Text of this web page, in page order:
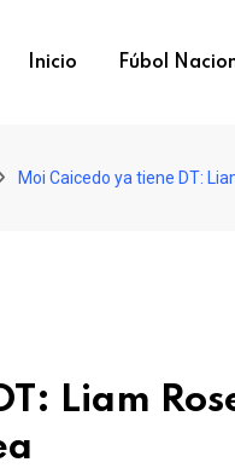
Inicio Fúbol
Moi Caicedo ya tiene DT:
Liam